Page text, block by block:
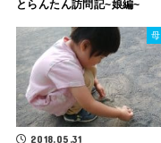
とらんたん訪問記~娘編~
2018.05.31